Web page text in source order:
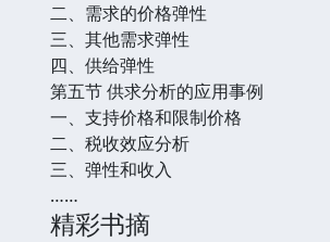
二、需求的价格弹性
三、其他需求弹性
四、供给弹性
第五节 供求分析的应用事例
一、支持价格和限制价格
二、税收效应分析
三、弹性和收入
……
精彩书摘